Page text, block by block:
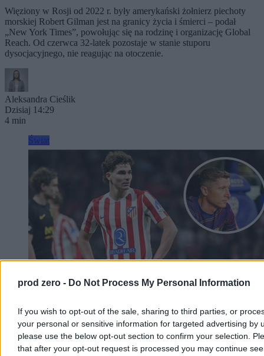
prod zero - Do Not Process My Personal Information
If you wish to opt-out of the sale, sharing to third parties, or
your personal or sensitive information for targeted advertising by
please use the below opt-out section to confirm your selection.
that after your opt-out request is processed you may continue
Więziony w Rosji od 2022 r. były amerykański żołnierz piechoty
morskiej Robert Gilman jest na granicy życia i śmierci – podał
„New York Times”, powołując się na rodzinę i organizację Global
Reach. Od czerwca 32-latek pozostaje w stanie stuporu
dysocjacyjnego, nie reagując na otoczenie.
Aleksandra Cieślik
Dzisiaj 14:29
4 min
Miał zastąpić Lewandowskiego w Barcelonie.
Klub nie zgodził się na transfer